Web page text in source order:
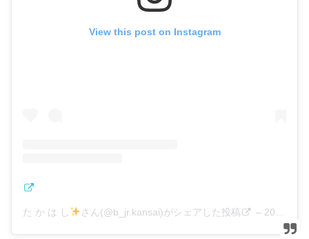
View this post on Instagram
た か は し さん(@b_jr.kansai)がシェアした投稿 – 2018年 9月月2日午前7時30分PDT